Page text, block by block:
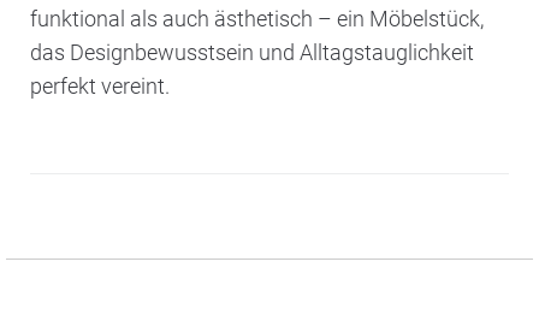
funktional als auch ästhetisch – ein Möbelstück,
das Designbewusstsein und Alltagstauglichkeit
perfekt vereint.